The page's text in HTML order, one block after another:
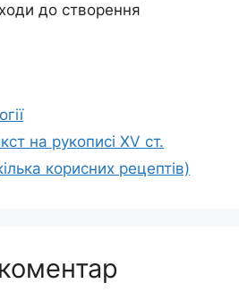
до створення
на рукописі XV ст.
корисних рецептів)